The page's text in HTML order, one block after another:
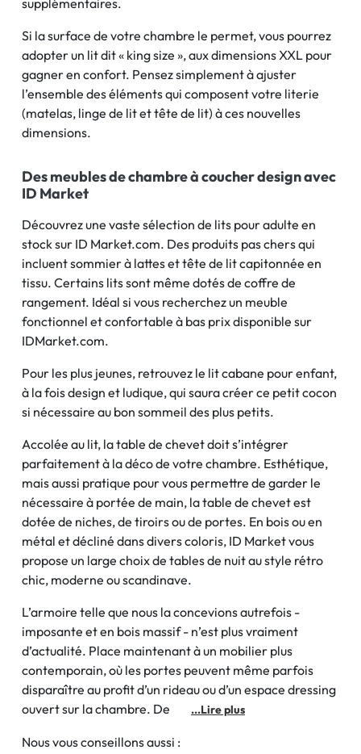
supplémentaires.
Si la surface de votre chambre le permet, vous pourrez
adopter un lit dit « king size », aux dimensions XXL pour
gagner en confort. Pensez simplement à ajuster
l’ensemble des éléments qui composent votre literie
(matelas, linge de lit et tête de lit) à ces nouvelles
dimensions.
Des meubles de chambre à coucher design avec
ID Market
Découvrez une vaste sélection de lits pour adulte en
stock sur ID Market.com. Des produits pas chers qui
incluent sommier à lattes et tête de lit capitonnée en
tissu. Certains lits sont même dotés de coffre de
rangement. Idéal si vous recherchez un meuble
fonctionnel et confortable à bas prix disponible sur
IDMarket.com.
Pour les plus jeunes, retrouvez le lit cabane pour enfant,
à la fois design et ludique, qui saura créer ce petit cocon
si nécessaire au bon sommeil des plus petits.
Accolée au lit, la table de chevet doit s’intégrer
parfaitement à la déco de votre chambre. Esthétique,
mais aussi pratique pour vous permettre de garder le
nécessaire à portée de main, la table de chevet est
dotée de niches, de tiroirs ou de portes. En bois ou en
métal et décliné dans divers coloris, ID Market vous
propose un large choix de tables de nuit au style rétro
chic, moderne ou scandinave.
L’armoire telle que nous la concevions autrefois -
imposante et en bois massif - n’est plus vraiment
d’actualité. Place maintenant à un mobilier plus
contemporain, où les portes peuvent même parfois
disparaître au profit d’un rideau ou d’un espace dressing
ouvert sur la chambre. De
...Lire plus
Nous vous conseillons aussi :